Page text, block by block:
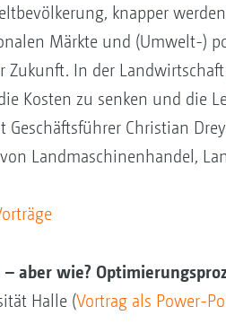
knapper
Märkte und (Umwelt-)
Zukunft. In der
Kosten zu senken und die
Geschäftsführer Christian
Landmaschinenhandel,
aber wie?
Halle (Vortrag als Power-